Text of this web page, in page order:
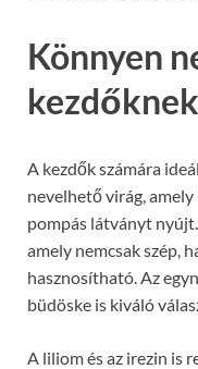
Könnyen
kezdőknek
A kezdők számára
nevelhető virág,
pompás látványt
amely nemcsak szép,
hasznosítható. Az
büdöske is kiváló
A liliom és az irezin is